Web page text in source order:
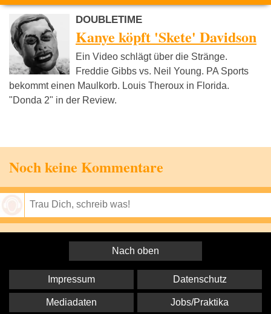
DOUBLETIME
Kanye köpft 'Skete' Davidson
Ein Video schlägt über die Stränge.
Freddie Gibbs vs. Neil Young. PA Sports
bekommt einen Maulkorb. Louis Theroux in Florida.
"Donda 2" in der Review.
Noch keine Kommentare
Nach oben
Impressum Datenschutz
Mediadaten Jobs/Praktika